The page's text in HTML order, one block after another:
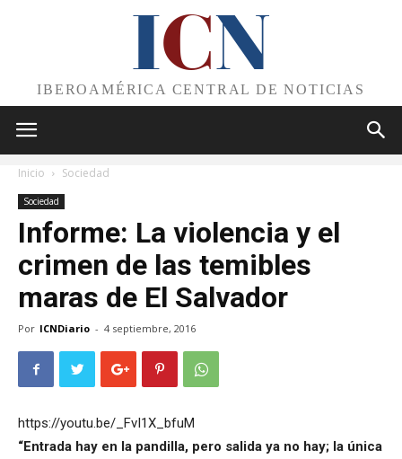
ICN
IBEROAMÉRICA CENTRAL DE NOTICIAS
Inicio Sociedad
Sociedad
Informe: La violencia y el
crimen de las temibles
maras de El Salvador
Por ICNDiario - 4 septiembre, 2016
https://youtu.be/_FvI1X_bfuM
“Entrada hay en la pandilla, pero salida ya no hay; la única